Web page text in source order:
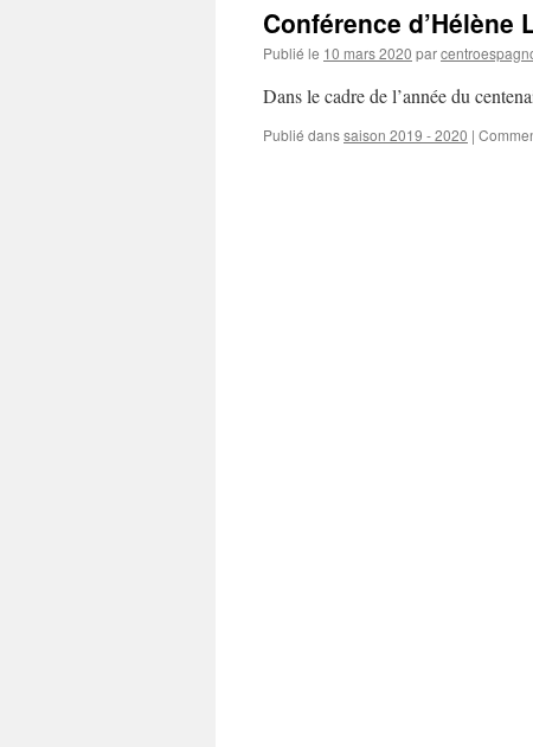
Conférence d’Hélène
Publié le 10 mars 2020 par
Dans le cadre de l’année du
Publié danssaison 2019 - 2020 |